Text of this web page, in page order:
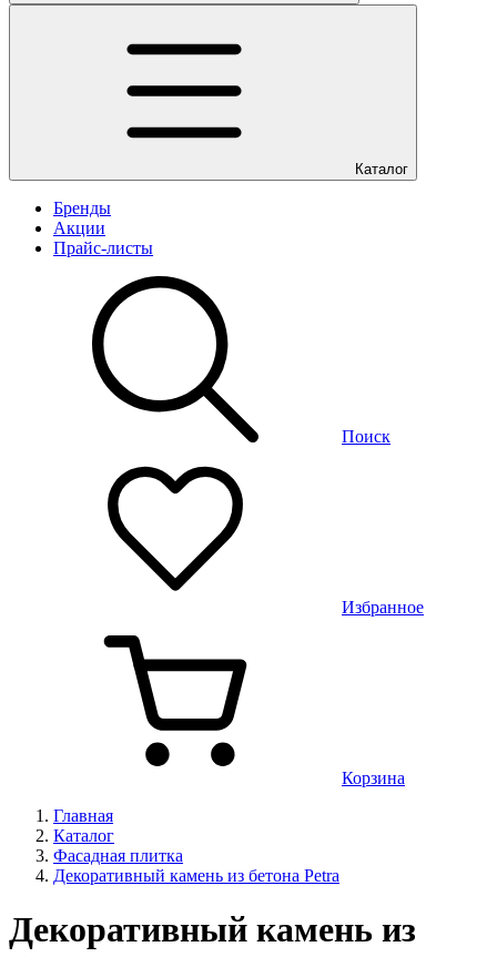
Каталог
Бренды
Акции
Прайс-листы
Поиск
Избранное
Корзина
Главная
Каталог
Фасадная плитка
Декоративный камень из бетона Petra
Декоративный камень из